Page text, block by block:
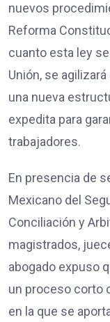
nuevos
Reforma
cuanto esta ley
Unión, se
una nueva
expedita para
trabajadores.
En presencia de
Mexicano del
Conciliación y
magistrados,
abogado expuso
un proceso corto
en la que se